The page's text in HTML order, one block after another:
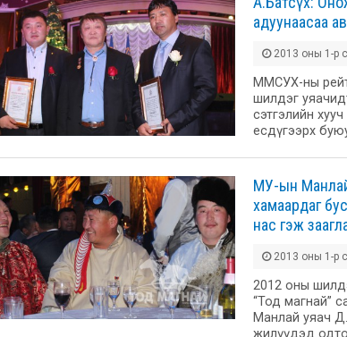
адуунаасаа
2013 оны 1-р
ММСУХ-ны
шилдэг
сэтгэлийн хууч
есдүгээрх
МУ-ын
хамаардаг
нас гэж
2013 оны 1-р
2012 оны
“Тод магнай”
Манлай уяач
жилүүдэд